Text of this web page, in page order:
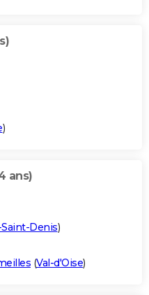
)
ans)
Denis)
(Val-d'Oise)